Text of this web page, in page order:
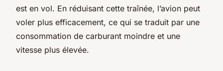
est en vol. En réduisant cette traînée, l’avion peut
voler plus efficacement, ce qui se traduit par une
consommation de carburant moindre et une
vitesse plus élevée.